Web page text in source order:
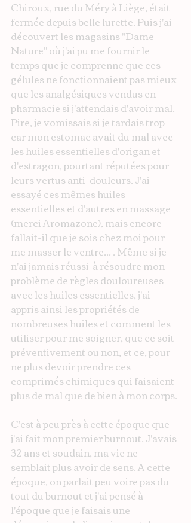
Chiroux, rue du Méry à Liège, était
fermée depuis belle lurette. Puis j'ai
découvert les magasins "Dame
Nature" où j'ai pu me fournir le
temps que je comprenne que ces
gélules ne fonctionnaient pas mieux
que les analgésiques vendus en
pharmacie si j'attendais d'avoir mal.
Pire, je vomissais si je tardais trop
car mon estomac avait du mal avec
les huiles essentielles d'origan et
d'estragon, pourtant réputées pour
leurs vertus anti-douleurs. J'ai
essayé ces mêmes huiles
essentielles et d'autres en massage
(merci Aromazone), mais encore
fallait-il que je sois chez moi pour
me masser le ventre... . Même si je
n'ai jamais réussi  à résoudre mon
problème de règles douloureuses
avec les huiles essentielles, j'ai
appris ainsi les propriétés de
nombreuses huiles et comment les
utiliser pour me soigner, que ce soit
préventivement ou non, et ce, pour
ne plus devoir prendre ces
comprimés chimiques qui faisaient
plus de mal que de bien à mon corps.
C'est à peu près à cette époque que
j'ai fait mon premier burnout. J'avais
32 ans et soudain, ma vie ne
semblait plus avoir de sens. A cette
époque, on parlait peu voire pas du
tout du burnout et j'ai pensé à
l'époque que je faisais une